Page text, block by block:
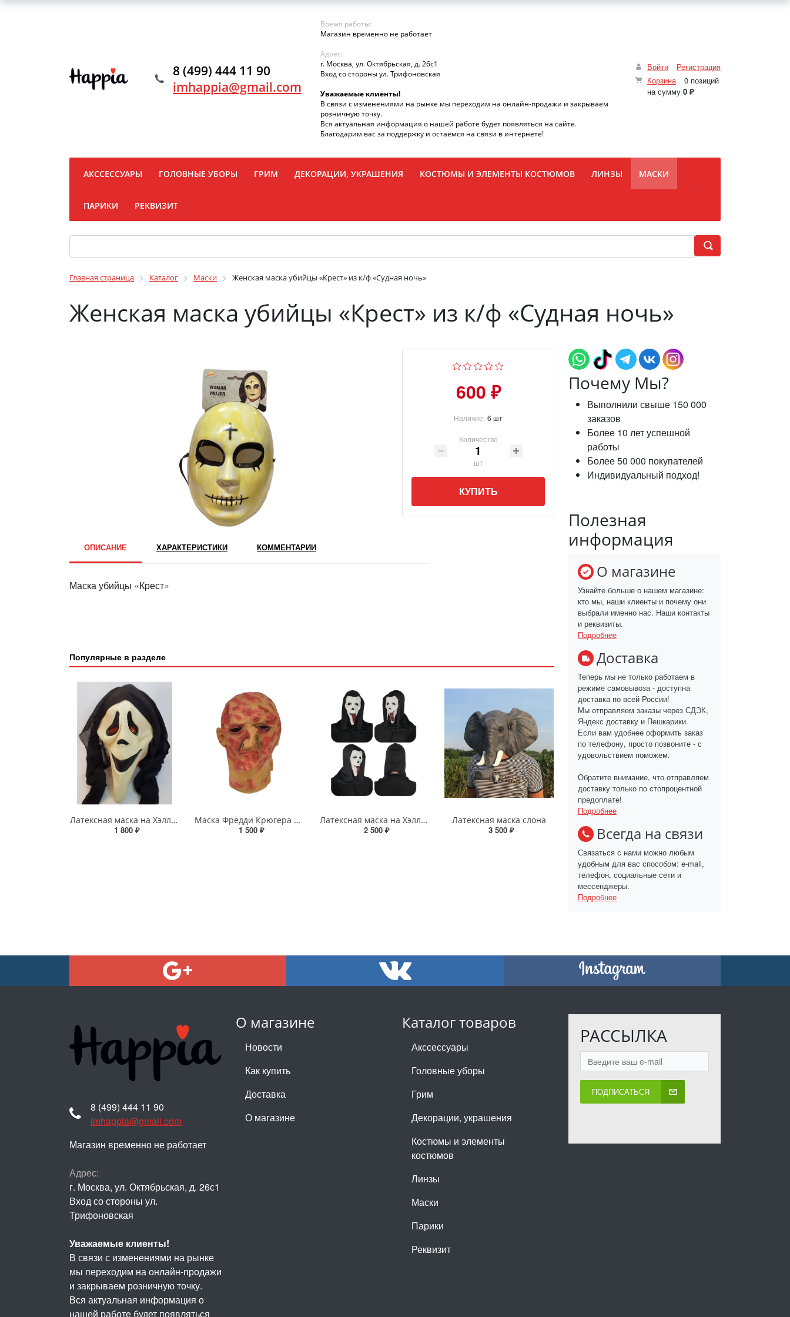
Войти
Регистрация
Корзина
0 позиций
на сумму 0 ₽
8 (499) 444 11 90
imhappia@gmail.com
Время работы:
Магазин временно не работает
Адрес:
г. Москва, ул. Октябрьская, д. 26с1
Вход со стороны ул. Трифоновская
Уважаемые клиенты!
В связи с изменениями на рынке мы переходим на онлайн-продажи и закрываем
розничную точку.
Вся актуальная информация о нашей работе будет появляться на сайте.
Благодарим вас за поддержку и остаёмся на связи в интернете!
АКССЕССУАРЫ ГОЛОВНЫЕ УБОРЫ ГРИМ ДЕКОРАЦИИ, УКРАШЕНИЯ КОСТЮМЫ И ЭЛЕМЕНТЫ КОСТЮМОВ ЛИНЗЫ МАСКИ
ПАРИКИ РЕКВИЗИТ
Главная страница Каталог Маски Женская маска убийцы «Крест» из к/ф «Судная ночь»
Женская маска убийцы «Крест» из к/ф «Судная ночь»
600 ₽
Наличие: 6 шт
Количество
шт
КУПИТЬ
ОПИСАНИЕ ХАРАКТЕРИСТИКИ КОММЕНТАРИИ
Маска убийцы «Крест»
Популярные в разделе
Латексная маска на Хэллоуин - «Крик»
1 800 ₽
Маска Фредди Крюгера на Хэллоуин
1 500 ₽
Латексная маска на Хэллоуин «Крик-наркоман»
2 500 ₽
Латексная маска слона
3 500 ₽
Почему Мы?
Выполнили свыше 150 000
заказов
Более 10 лет успешной
работы
Более 50 000 покупателей
Индивидуальный подход!
Полезная
информация
О магазине
Узнайте больше о нашем магазине:
кто мы, наши клиенты и почему они
выбрали именно нас. Наши контакты
и реквизиты.
Подробнее
Доставка
Теперь мы не только работаем в
режиме самовывоза - доступна
доставка по всей России!
Мы отправляем заказы через СДЭК,
Яндекс доставку и Пешкарики.
Если вам удобнее оформить заказ
по телефону, просто позвоните - с
удовольствием поможем.
Обратите внимание, что отправляем
доставку только по стопроцентной
предоплате!
Подробнее
Всегда на связи
Связаться с нами можно любым
удобным для вас способом: e-mail,
телефон, социальные сети и
мессенджеры.
Подробнее
О магазине
Новости
Как купить
Доставка
О магазине
Каталог товаров
Акссессуары
Головные уборы
Грим
Декорации, украшения
Костюмы и элементы
костюмов
Линзы
Маски
Парики
Реквизит
РАССЫЛКА
ПОДПИСАТЬСЯ
8 (499) 444 11 90
imhappia@gmail.com
Магазин временно не работает
Адрес:
г. Москва, ул. Октябрьская, д. 26с1
Вход со стороны ул.
Трифоновская
Уважаемые клиенты!
В связи с изменениями на рынке
мы переходим на онлайн-продажи
и закрываем розничную точку.
Вся актуальная информация о
нашей работе будет появляться